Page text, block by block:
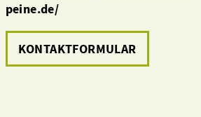
peine.de/
KONTAKTFORMULAR